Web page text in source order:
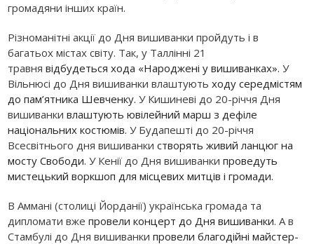
громадяни інших країн.
Різноманітні акції до Дня вишиванки пройдуть і в
багатьох містах світу. Так, у Таллінні 21
травнявідбудеться хода «Народжені у вишиванках». У
Вільнюсі до Дня вишиванки влаштуютьходу середмістям
до пам’ятника Шевченку.У Кишиневі до 20-річчя Дня
вишиванкивлаштують ювілейний марш з дефіле
національних костюмів.У Будапешті до 20-річчя
Всесвітнього дня вишиванки створять живий ланцюг на
мосту Свободи.У Кенії до Дня вишиванки проведуть
мистецький воркшоп для місцевих митців і громади.
В Аммані (столиці Йорданії) українська громада та
дипломати вжепровели концерт до Дня вишиванки. А в
Стамбулі до Дня вишиванкипровели благодійні майстер-